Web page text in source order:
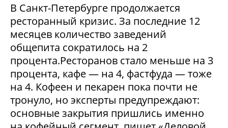
В Санкт-Петербурге продолжается
ресторанный кризис. За последние 12
месяцев количество заведений
общепита сократилось на 2
процента.Ресторанов стало меньше на 3
процента, кафе — на 4, фастфуда — тоже
на 4. Кофеен и пекарен пока почти не
тронуло, но эксперты предупреждают:
основные закрытия пришлись именно